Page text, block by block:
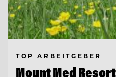
TOP ARBEITGEBER
Mount Med Resort